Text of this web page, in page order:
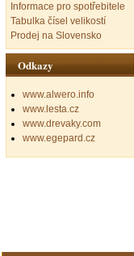
Informace pro spotřebitele
Tabulka čísel velikostí
Prodej na Slovensko
Odkazy
www.alwero.info
www.lesta.cz
www.drevaky.com
www.egepard.cz